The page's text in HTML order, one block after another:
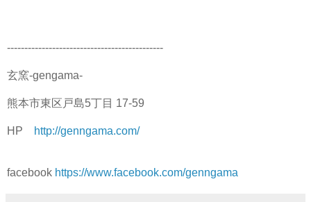
---------------------------------------------
玄窯-gengama-
熊本市東区戸島5丁目 17-59
HP http://genngama.com/
facebook https://www.facebook.com/genngama